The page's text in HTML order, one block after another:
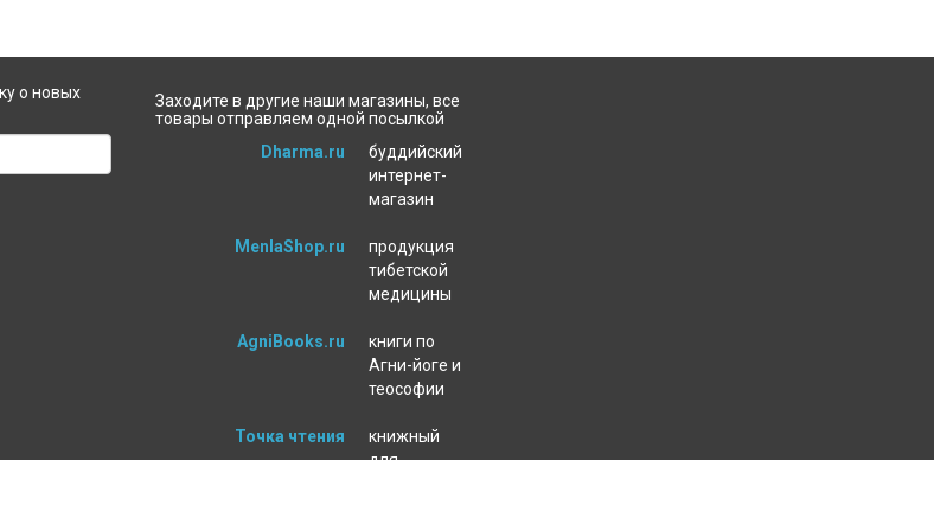
о новых
Заходите в другие наши магазины, все
товары отправляем одной посылкой
Dharma.ru
буддийский
интернет-
магазин
MenlaShop.ru
продукция
тибетской
медицины
AgniBooks.ru
книги по
Агни-йоге и
теософии
Точка чтения
книжный
для